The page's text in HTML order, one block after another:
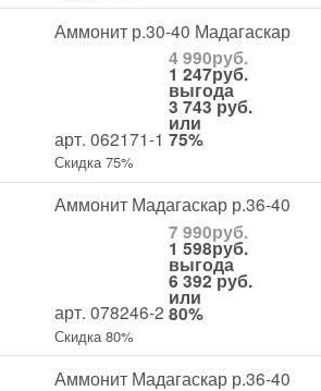
Аммонит р.30-40 Мадагаскар
арт. 062171-1
4 990руб.
1 247руб.
выгода
3 743 руб.
или
75%
Скидка 75%
Аммонит Мадагаскар р.36-40
арт. 078246-2
7 990руб.
1 598руб.
выгода
6 392 руб.
или
80%
Скидка 80%
Аммонит Мадагаскар р.36-40